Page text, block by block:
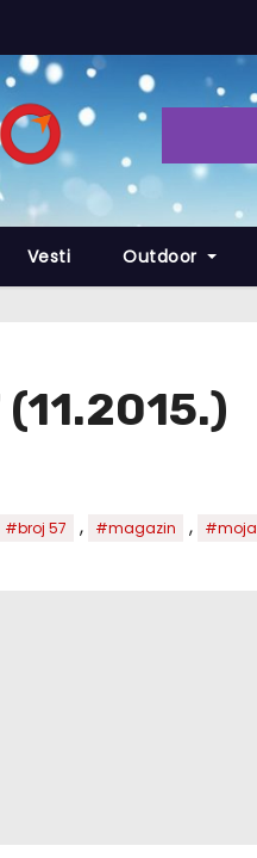
Vesti Outdoor
#broj 57 , #magazin , #moja